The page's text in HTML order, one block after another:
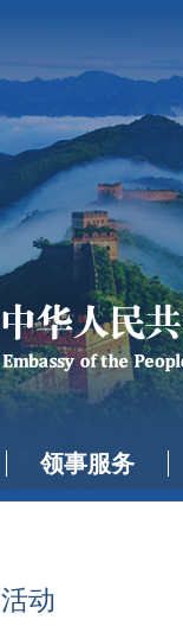
领事服务
动